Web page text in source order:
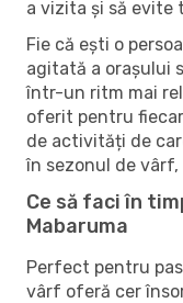
a vizita și să evite
Fie că ești o
agitată a orașului
într-un ritm mai
oferit pentru
de activități de
în ​​sezonul de
Ce să faci în
Mabaruma
Perfect pentru
vârf oferă cer